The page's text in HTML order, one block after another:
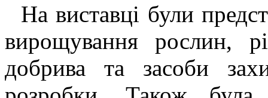
На виставці були
вирощування рослин,
добрива та засоби